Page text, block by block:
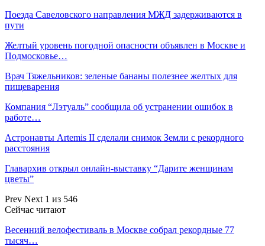
Поезда Савеловского направления МЖД задерживаются в
пути
Желтый уровень погодной опасности объявлен в Москве и
Подмосковье…
Врач Тяжельников: зеленые бананы полезнее желтых для
пищеварения
Компания “Лэтуаль” сообщила об устранении ошибок в
работе…
Астронавты Artemis II сделали снимок Земли с рекордного
расстояния
Главархив открыл онлайн-выставку “Дарите женщинам
цветы”
Prev Next 1 из 546
Сейчас читают
Весенний велофестиваль в Москве собрал рекордные 77
тысяч…